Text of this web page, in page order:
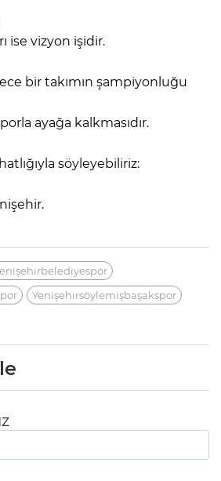
ise vizyon işidir.
bir takımın şampiyonluğu
ayağa kalkmasıdır.
söyleyebiliriz:
Yenişehirsöylemişbaşakspor